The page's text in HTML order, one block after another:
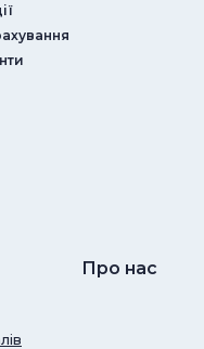
Про нас